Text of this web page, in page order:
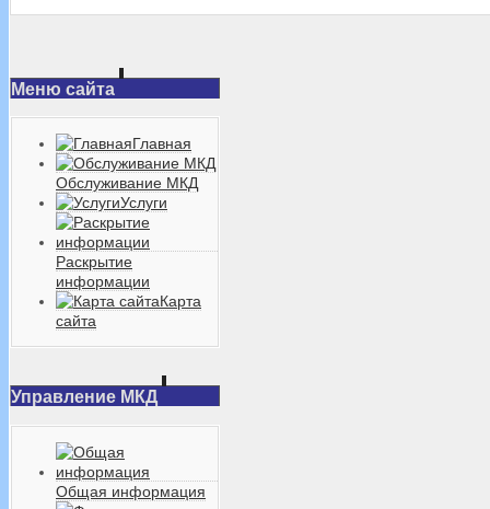
Меню сайта
Главная
Обслуживание МКД
Услуги
Раскрытие
информации
Карта
сайта
Управление МКД
Общая информация